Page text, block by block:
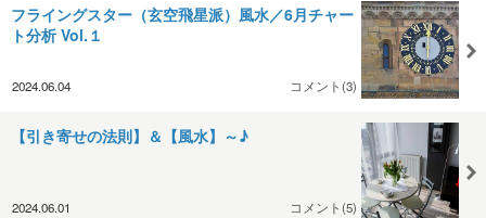
フライングスター（玄空飛星派）風水／6月チャー
ト分析 Vol.１
2024.06.04 コメント(3)
【引き寄せの法則】＆【風水】～♪
2024.06.01 コメント(5)